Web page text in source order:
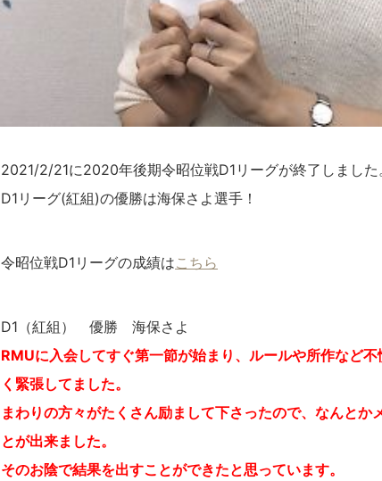
2021/2/21に2020年後期令昭位戦D1リーグが終了しました
D1リーグ(紅組)の優勝は海保さよ選手！
令昭位戦D1リーグの成績はこちら
D1（紅組） 優勝 海保さよ
RMUに入会してすぐ第一節が始まり、ルールや所作など
く緊張してました。
まわりの方々がたくさん励まして下さったので、なんとか
とが出来ました。
そのお陰で結果を出すことができたと思っています。